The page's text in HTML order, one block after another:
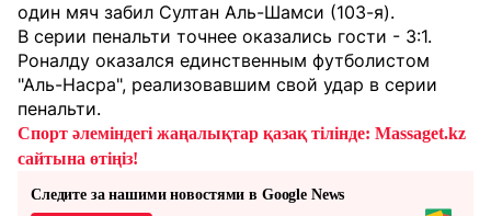
один мяч забил Султан Аль-Шамси (103-я).
В серии пенальти точнее оказались гости - 3:1.
Роналду оказался единственным футболистом
"Аль-Насра", реализовавшим свой удар в серии
пенальти.
Спорт әлеміндегі жаңалықтар қазақ тілінде: Massaget.kz
сайтына өтіңіз!
Следите за нашими новостями в Google News